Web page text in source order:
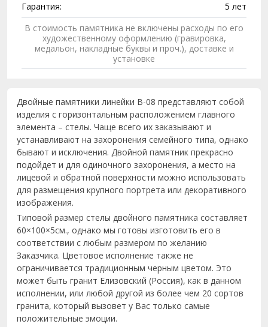
Гарантия:
5 лет
В стоимость памятника не включены расходы по его
художественному оформлению (гравировка,
медальон, накладные буквы и проч.), доставке и
установке
Двойные памятники линейки B-08 представляют собой
изделия с горизонтальным расположением главного
элемента – стелы. Чаще всего их заказывают и
устанавливают на захоронения семейного типа, однако
бывают и исключения. Двойной памятник прекрасно
подойдет и для одиночного захоронения, а место на
лицевой и обратной поверхности можно использовать
для размещения крупного портрета или декоративного
изображения.
Типовой размер стелы двойного памятника составляет
60×100×5см., однако мы готовы изготовить его в
соответствии с любым размером по желанию
Заказчика. Цветовое исполнение также не
ограничивается традиционным черным цветом. Это
может быть гранит Елизовский (Россия), как в данном
исполнении, или любой другой из более чем 20 сортов
гранита, который вызовет у Вас только самые
положительные эмоции.